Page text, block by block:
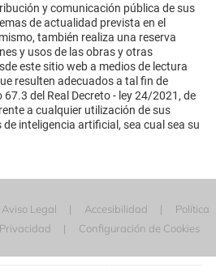
y comunicación pública de sus
de actualidad prevista en el
también realiza una reserva
y usos de las obras y otras
este sitio web a medios de lectura
resulten adecuados a tal fin de
del Real Decreto - ley 24/2021, de
a cualquier utilización de sus
inteligencia artificial, sea cual sea su
Aviso Legal Accesibilidad
Política
Configuración de Cookies